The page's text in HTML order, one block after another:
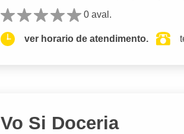
0 aval.
ver horario de atendimento.
Vo Si Doceria